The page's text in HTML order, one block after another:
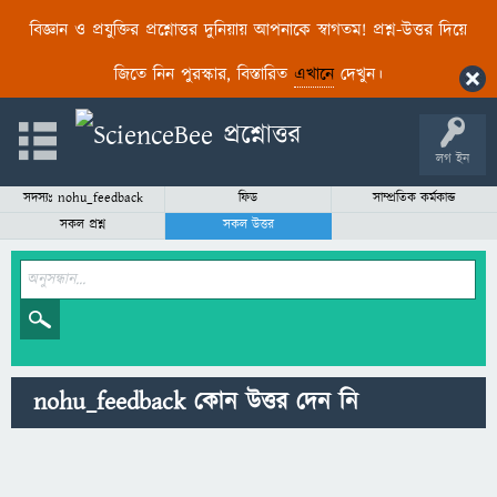
বিজ্ঞান ও প্রযুক্তির প্রশ্নোত্তর দুনিয়ায় আপনাকে স্বাগতম! প্রশ্ন-উত্তর দিয়ে
জিতে নিন পুরস্কার, বিস্তারিত এখানেদেখুন।
লগ ইন
সদস্যঃ nohu_feedback ফিড
সাম্প্রতিক কর্মকান্ড
সকল প্রশ্ন
সকল উত্তর
nohu_feedback কোন উত্তর দেন নি